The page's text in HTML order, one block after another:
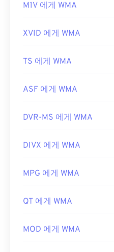
M1V 에게 WMA
XVID 에게 WMA
TS 에게 WMA
ASF 에게 WMA
DVR-MS 에게 WMA
DIVX 에게 WMA
MPG 에게 WMA
QT 에게 WMA
MOD 에게 WMA